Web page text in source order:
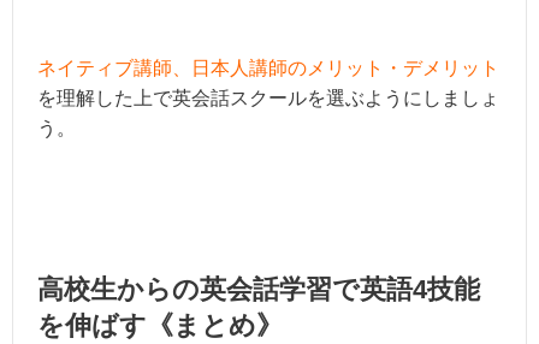
ネイティブ講師、日本人講師のメリット・デメリット
を理解した上で英会話スクールを選ぶようにしましょ
う。
高校生からの英会話学習で英語4技能
を伸ばす《まとめ》